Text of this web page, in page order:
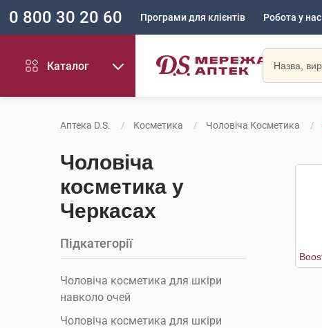
0 800 30 20 60 Програми для клієнтів Робота у нас
Каталог
Аптека D.S. Косметика Чоловіча Косметика
Чоловіча
косметика у
Черкасах
Підкатегорії
Чоловіча косметика для шкіри
навколо очей
Чоловіча косметика для шкіри